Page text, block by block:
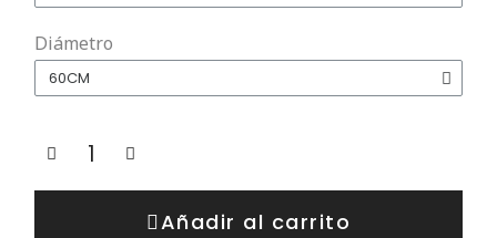
Diámetro
Añadir al carrito